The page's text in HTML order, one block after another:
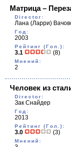
Матрица –
Director:
Лана (Ларри)
Год:
2003
Рейтинг (Гол.):
3.1 (8)
Мнений:
2
Человек из
Director:
Зак Снайдер
Год:
2013
Рейтинг (Гол.):
3.0 (3)
Мнений: